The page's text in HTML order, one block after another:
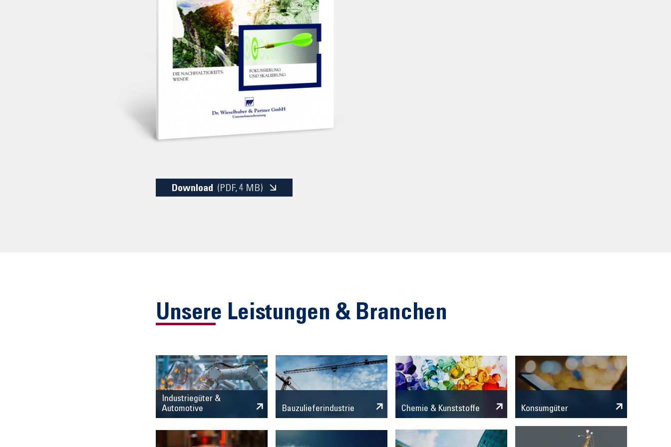
Download (PDF, 4 MB)
Unsere Leistungen & Branchen
Industriegüter &
Automotive
Bauzulieferindustrie Chemie & Kunststoffe Konsumgüter